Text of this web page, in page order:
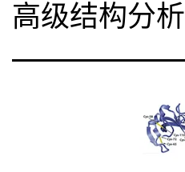
高级结构分析